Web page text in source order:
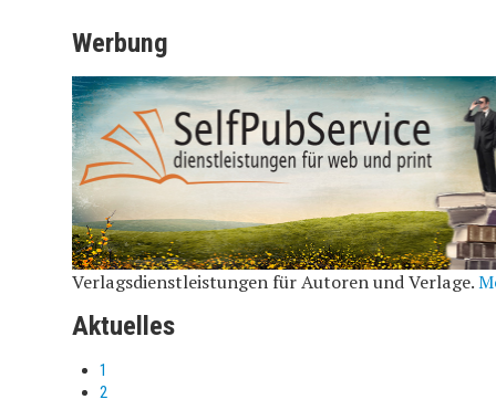
Werbung
Verlagsdienstleistungen für Autoren und Verlage.
Aktuelles
1
2